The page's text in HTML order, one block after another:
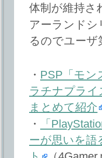
体制が維持さ
アーランド
るのでユーザ
・ PSP「モン
ラチナプライ
まとめて紹介
・
「
ーが思いを語